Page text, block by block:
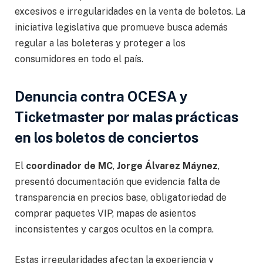
excesivos e irregularidades en la venta de boletos. La
iniciativa legislativa que promueve busca además
regular a las boleteras y proteger a los
consumidores en todo el país.
Denuncia contra OCESA y
Ticketmaster por malas prácticas
en los boletos de conciertos
El coordinador de MC, Jorge Álvarez Máynez,
presentó documentación que evidencia falta de
transparencia en precios base, obligatoriedad de
comprar paquetes VIP, mapas de asientos
inconsistentes y cargos ocultos en la compra.
Estas irregularidades afectan la experiencia y